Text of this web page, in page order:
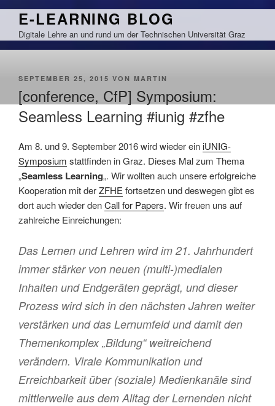
Zum
springen
E-LEARNING BLOG
Digitale Lehre an und rund um der Technischen Universität Graz
VERÖFFENTLICHT
SEPTEMBER 25, 2015 VON MARTIN
[conference, CfP] Symposium:
Seamless Learning #iunig #zfhe
Am 8. und 9. September 2016 wird wieder einiUNIG-
Symposium stattfinden in Graz. Dieses Mal zum Thema
„Seamless Learning„. Wir wollten auch unsere erfolgreiche
Kooperation mit derZFHEfortsetzen und deswegen gibt es
dort auch wieder denCall for Papers. Wir freuen uns auf
zahlreiche Einreichungen:
Das Lernen und Lehren wird im 21. Jahrhundert
immer stärker von neuen (multi-)medialen
Inhalten und Endgeräten geprägt, und dieser
Prozess wird sich in den nächsten Jahren weiter
verstärken und das Lernumfeld und damit den
Themenkomplex „Bildung“ weitreichend
verändern. Virale Kommunikation und
Erreichbarkeit über (soziale) Medienkanäle sind
mittlerweile aus dem Alltag der Lernenden nicht